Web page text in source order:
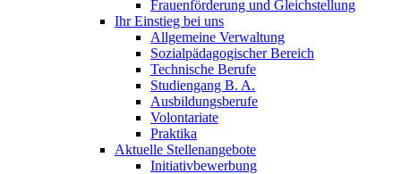
Frauenförderung und Gleichstellung
Ihr Einstieg bei uns
Allgemeine Verwaltung
Sozialpädagogischer Bereich
Technische Berufe
Studiengang B. A.
Ausbildungsberufe
Volontariate
Praktika
Aktuelle Stellenangebote
Initiativbewerbung